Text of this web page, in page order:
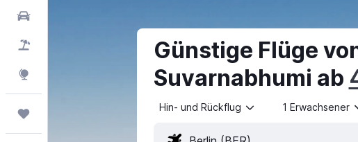
Günstige Flüge
Suvarnabhumi ab
Hin- und Rückflug 1 Erwachsener